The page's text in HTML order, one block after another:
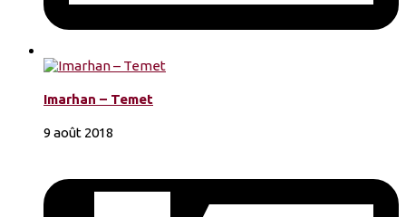
Imarhan – Temet
9 août 2018